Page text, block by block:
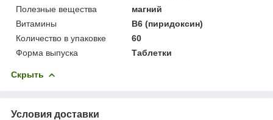
Полезные вещества
магний
Витамины
В6 (пиридоксин)
Количество в упаковке
60
Форма выпуска
Таблетки
Скрыть
Условия доставки